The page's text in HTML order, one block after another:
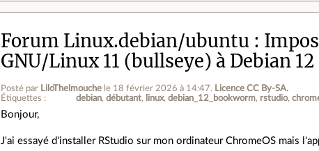
Forum Linux.debian/ubuntu
GNU/Linux 11 (bullseye) à Debian
Posté par LiloThelmouche le 18 février 2026 à 14:47. Licence CC By‑SA.
Étiquettes :
debian débutant linux debian_12_bookworm rstudio
Bonjour,
J'ai essayé d'installer RStudio sur mon ordinateur ChromeOS mais